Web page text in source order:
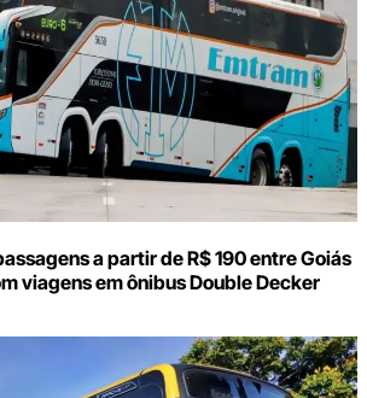
a partir de R$ 190 entre Goiás
viagens em ônibus Double Decker